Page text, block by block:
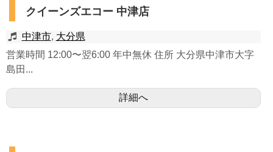
クイーンズエコー 中津店
中津市, 大分県
営業時間 12:00〜翌6:00 年中無休 住所 大分県中津市大字
島田...
詳細へ